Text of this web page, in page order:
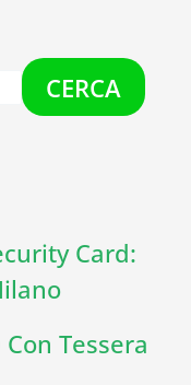
CERCA
Card:
Tessera